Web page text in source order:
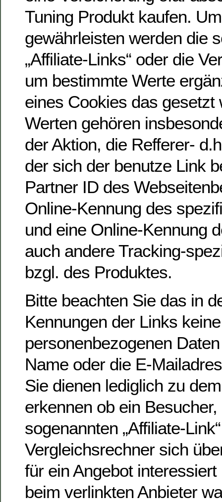
Tuning Produkt kaufen.
gewährleisten werden die
„Affiliate-Links“ oder die
um bestimmte Werte
eines Cookies das gesetzt
Werten gehören
der Aktion, die Refferer-
der sich der benutze Link
Partner ID des
Online-Kennung des
und eine Online-Kennung
auch andere Tracking-
bzgl. des Produktes.
Bitte beachten Sie das in
Kennungen der Links keine
personenbezogenen
Name oder die E-
Sie dienen lediglich zu
erkennen ob ein
sogenannten „Affiliate-
Vergleichsrechner sich
für ein Angebot
beim verlinkten Anbieter